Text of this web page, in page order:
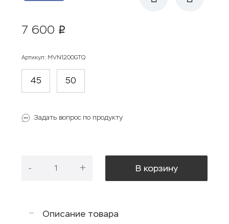
7 600 p
Артикул: MVN1200GTQ
45 50
Задать вопрос по продукту
- + В корзину
Описание товара